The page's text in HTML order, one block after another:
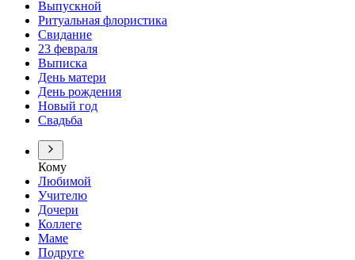
Выпускной
Ритуальная флористика
Свидание
23 февраля
Выписка
День матери
День рождения
Новый год
Свадьба
Кому
Любимой
Учителю
Дочери
Коллеге
Маме
Подруге